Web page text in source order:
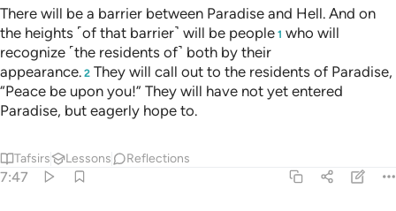
There will be a barrier between Paradise and Hell. And on
the heights ˹of that barrier˺ will be people 1 who will
recognize ˹the residents of˺ both by their
appearance. 2 They will call out to the residents of Paradise,
“Peace be upon you!” They will have not yet entered
Paradise, but eagerly hope to.
Tafsirs Lessons Reflections
7:47